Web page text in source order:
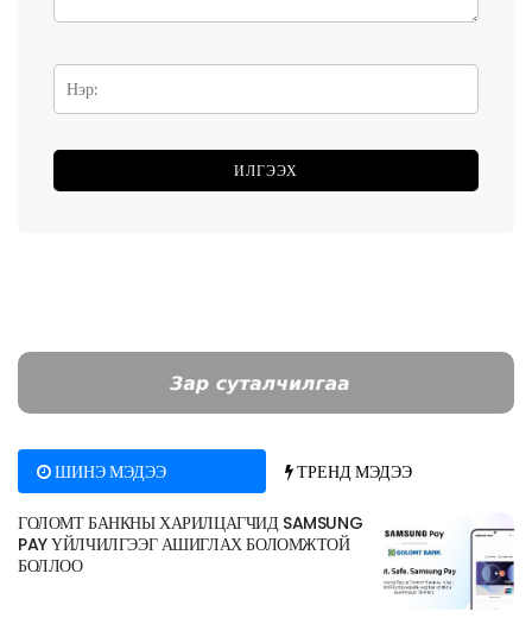
ШИНЭ МЭДЭЭ ТРЕНД МЭДЭЭ
ГОЛОМТ БАНКНЫ ХАРИЛЦАГЧИД SAMSUNG
PAY ҮЙЛЧИЛГЭЭГ АШИГЛАХ БОЛОМЖТОЙ
БОЛЛОО